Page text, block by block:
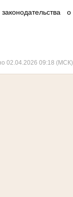
о
02.04.2026 09:18 (МСК)